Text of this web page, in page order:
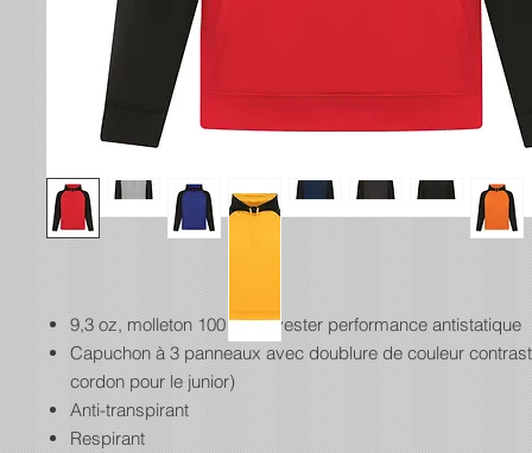
9,3 oz, molleton 100 % polyester performance antistatique
Capuchon à 3 panneaux avec doublure de couleur
cordon pour le junior)
Anti-transpirant
Respirant